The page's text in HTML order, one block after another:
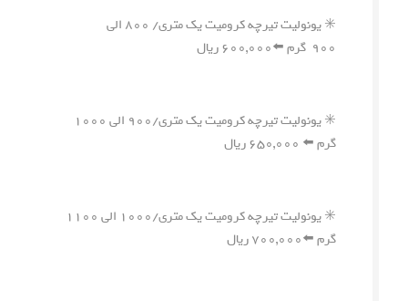
✳️ یونولیت تیرچه کرومیت یک متری/ ۸۰۰ الی
۹۰۰ گرم ⬅️۶۰۰,۰۰۰ ریال
✳️ یونولیت تیرچه کرومیت یک متری/۹۰۰ الی ۱۰۰۰
گرم ⬅️ ۶۵۰,۰۰۰ ریال
✳️ یونولیت تیرچه کرومیت یک متری/۱۰۰۰ الی ۱۱۰۰
گرم ⬅️۷۰۰,۰۰۰ ریال